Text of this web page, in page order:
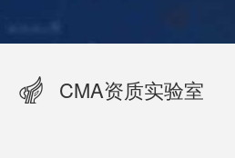
CMA资质实验室